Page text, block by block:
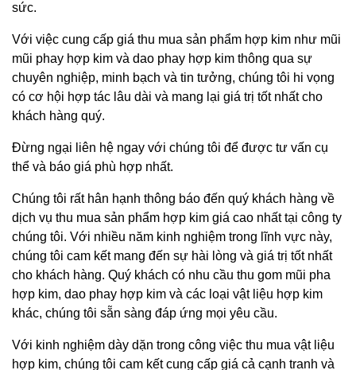
sức.
Với việc cung cấp giá thu mua sản phẩm hợp kim như mũi
mũi phay hợp kim và dao phay hợp kim thông qua sự
chuyên nghiệp, minh bạch và tin tưởng, chúng tôi hi vọng
có cơ hội hợp tác lâu dài và mang lại giá trị tốt nhất cho
khách hàng quý.
Đừng ngại liên hệ ngay với chúng tôi để được tư vấn cụ
thể và báo giá phù hợp nhất.
Chúng tôi rất hân hạnh thông báo đến quý khách hàng về
dịch vụ thu mua sản phẩm hợp kim giá cao nhất tại công ty
chúng tôi. Với nhiều năm kinh nghiệm trong lĩnh vực này,
chúng tôi cam kết mang đến sự hài lòng và giá trị tốt nhất
cho khách hàng. Quý khách có nhu cầu thu gom mũi pha
hợp kim, dao phay hợp kim và các loại vật liệu hợp kim
khác, chúng tôi sẵn sàng đáp ứng mọi yêu cầu.
Với kinh nghiệm dày dặn trong công việc thu mua vật liệu
hợp kim, chúng tôi cam kết cung cấp giá cả cạnh tranh và